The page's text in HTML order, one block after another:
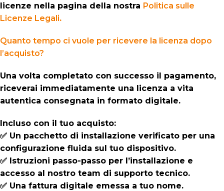
licenze nella pagina della nostra Politica sulle
Licenze Legali.
Quanto tempo ci vuole per ricevere la licenza dopo
l’acquisto?
Una volta completato con successo il pagamento,
riceverai immediatamente una licenza a vita
autentica consegnata in formato digitale.
Incluso con il tuo acquisto:
✅ Un pacchetto di installazione verificato per una
configurazione fluida sul tuo dispositivo.
✅ Istruzioni passo-passo per l’installazione e
accesso al nostro team di supporto tecnico.
✅ Una fattura digitale emessa a tuo nome.